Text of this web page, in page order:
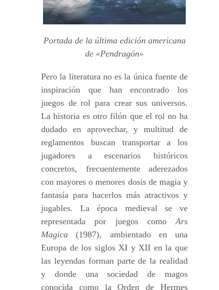
Portada de la última edición americana
de «Pendragón»
Pero la literatura no es la única fuente de
inspiración que han encontrado los
juegos de rol para crear sus universos.
La historia es otro filón que el rol no ha
dudado en aprovechar, y multitud de
reglamentos buscan transportar a los
jugadores a escenarios históricos
concretos, frecuentemente aderezados
con mayores o menores dosis de magia y
fantasía para hacerlos más atractivos y
jugables. La época medieval se ve
representada por juegos como Ars
Magica (1987), ambientado en una
Europa de los siglos XI y XII en la que
las leyendas forman parte de la realidad
y donde una sociedad de magos
conocida como la Orden de Hermes